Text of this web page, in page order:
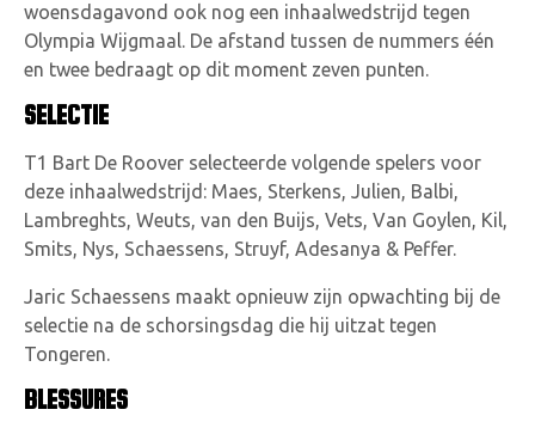
woensdagavond ook nog een inhaalwedstrijd tegen
Olympia Wijgmaal. De afstand tussen de nummers één
en twee bedraagt op dit moment zeven punten.
SELECTIE
T1 Bart De Roover selecteerde volgende spelers voor
deze inhaalwedstrijd: Maes, Sterkens, Julien, Balbi,
Lambreghts, Weuts, van den Buijs, Vets, Van Goylen, Kil,
Smits, Nys, Schaessens, Struyf, Adesanya & Peffer.
Jaric Schaessens maakt opnieuw zijn opwachting bij de
selectie na de schorsingsdag die hij uitzat tegen
Tongeren.
BLESSURES